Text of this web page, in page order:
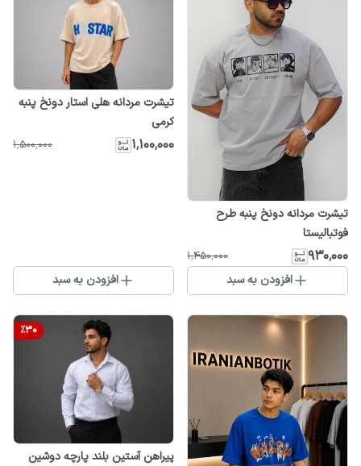
تیشرت مردانه دونخ پنبه طرح
فوتبالیستا
۹۳۰٬۰۰۰ ۱٬۴۵۰٬۰۰۰
افزودن به سبد
تیشرت مردانه هلی استار دونخ پنبه
کرمی
۱٬۱۰۰٬۰۰۰ ۱٬۵۰۰٬۰۰۰
افزودن به سبد
%30
پیراهن آستین بلند پارچه دوشین